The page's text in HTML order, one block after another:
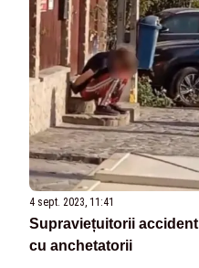
4 sept. 2023, 11:41
Supraviețuitorii
cu anchetatorii